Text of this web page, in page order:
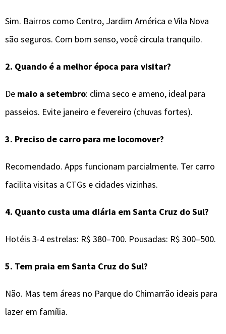
Sim. Bairros como Centro, Jardim América e Vila Nova
são seguros. Com bom senso, você circula tranquilo.
2. Quando é a melhor época para visitar?
De maio a setembro: clima seco e ameno, ideal para
passeios. Evite janeiro e fevereiro (chuvas fortes).
3. Preciso de carro para me locomover?
Recomendado. Apps funcionam parcialmente. Ter carro
facilita visitas a CTGs e cidades vizinhas.
4. Quanto custa uma diária em Santa Cruz do Sul?
Hotéis 3-4 estrelas: R$ 380–700. Pousadas: R$ 300–500.
5. Tem praia em Santa Cruz do Sul?
Não. Mas tem áreas no Parque do Chimarrão ideais para
lazer em família.